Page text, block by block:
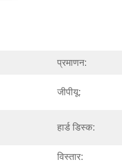
प्रमाणन:
जीपीयू:
हार्ड डिस्क:
विस्तार: